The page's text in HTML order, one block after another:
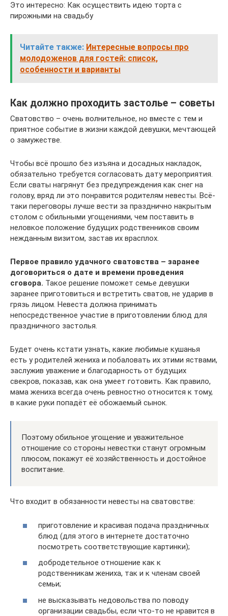
Это интересно: Как осуществить идею торта с
пирожными на свадьбу
Читайте также: Интересные вопросы про
молодоженов для гостей: список,
особенности и варианты
Как должно проходить застолье – советы
Сватовство – очень волнительное, но вместе с тем и
приятное событие в жизни каждой девушки, мечтающей
о замужестве.
Чтобы всё прошло без изъяна и досадных накладок,
обязательно требуется согласовать дату мероприятия.
Если сваты нагрянут без предупреждения как снег на
голову, вряд ли это понравится родителям невесты. Всё-
таки переговоры лучше вести за празднично накрытым
столом с обильными угощениями, чем поставить в
неловкое положение будущих родственников своим
нежданным визитом, застав их врасплох.
Первое правило удачного сватовства – заранее
договориться о дате и времени проведения
сговора. Такое решение поможет семье девушки
заранее приготовиться и встретить сватов, не ударив в
грязь лицом. Невеста должна принимать
непосредственное участие в приготовлении блюд для
праздничного застолья.
Будет очень кстати узнать, какие любимые кушанья
есть у родителей жениха и побаловать их этими яствами,
заслужив уважение и благодарность от будущих
свекров, показав, как она умеет готовить. Как правило,
мама жениха всегда очень ревностно относится к тому,
в какие руки попадёт её обожаемый сынок.
Поэтому обильное угощение и уважительное
отношение со стороны невестки станут огромным
плюсом, покажут её хозяйственность и достойное
воспитание.
Что входит в обязанности невесты на сватовстве:
приготовление и красивая подача праздничных
блюд (для этого в интернете достаточно
посмотреть соответствующие картинки);
добродетельное отношение как к
родственникам жениха, так и к членам своей
семьи;
не высказывать недовольства по поводу
организации свадьбы, если что-то не нравится в